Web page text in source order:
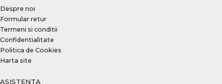
Despre noi
Formular retur
Termeni si conditii
Confidentialitate
Politica de Cookies
Harta site
ASISTENTA